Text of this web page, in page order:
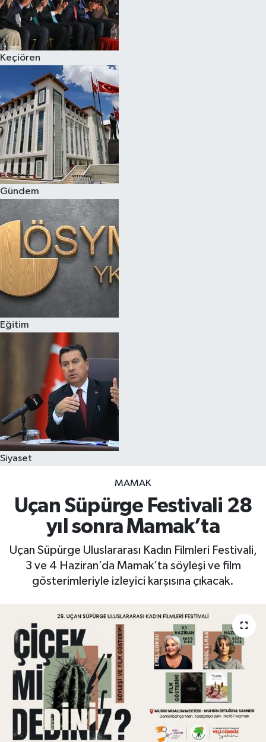
Keçiören
Gündem
Eğitim
Siyaset
MAMAK
Uçan Süpürge Festivali 28
yıl sonra Mamak’ta
Uçan Süpürge Uluslararası Kadın Filmleri Festivali,
3 ve 4 Haziran’da Mamak’ta söyleşi ve film
gösterimleriyle izleyici karşısına çıkacak.